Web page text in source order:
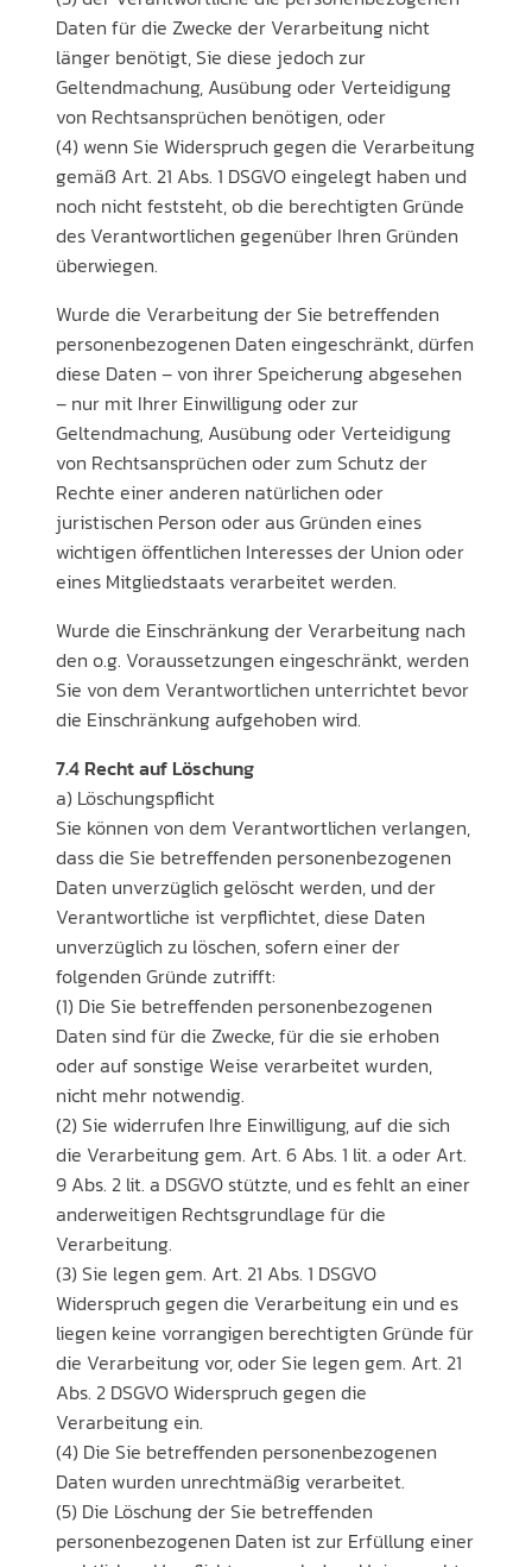
Daten für die Zwecke der Verarbeitung nicht
länger benötigt, Sie diese jedoch zur
Geltendmachung, Ausübung oder Verteidigung
von Rechtsansprüchen benötigen, oder
(4) wenn Sie Widerspruch gegen die Verarbeitung
gemäß Art. 21 Abs. 1 DSGVO eingelegt haben und
noch nicht feststeht, ob die berechtigten Gründe
des Verantwortlichen gegenüber Ihren Gründen
überwiegen.
Wurde die Verarbeitung der Sie betreffenden
personenbezogenen Daten eingeschränkt, dürfen
diese Daten – von ihrer Speicherung abgesehen
– nur mit Ihrer Einwilligung oder zur
Geltendmachung, Ausübung oder Verteidigung
von Rechtsansprüchen oder zum Schutz der
Rechte einer anderen natürlichen oder
juristischen Person oder aus Gründen eines
wichtigen öffentlichen Interesses der Union oder
eines Mitgliedstaats verarbeitet werden.
Wurde die Einschränkung der Verarbeitung nach
den o.g. Voraussetzungen eingeschränkt, werden
Sie von dem Verantwortlichen unterrichtet bevor
die Einschränkung aufgehoben wird.
7.4 Recht auf Löschung
a) Löschungspflicht
Sie können von dem Verantwortlichen verlangen,
dass die Sie betreffenden personenbezogenen
Daten unverzüglich gelöscht werden, und der
Verantwortliche ist verpflichtet, diese Daten
unverzüglich zu löschen, sofern einer der
folgenden Gründe zutrifft:
(1) Die Sie betreffenden personenbezogenen
Daten sind für die Zwecke, für die sie erhoben
oder auf sonstige Weise verarbeitet wurden,
nicht mehr notwendig.
(2) Sie widerrufen Ihre Einwilligung, auf die sich
die Verarbeitung gem. Art. 6 Abs. 1 lit. a oder Art.
9 Abs. 2 lit. a DSGVO stützte, und es fehlt an einer
anderweitigen Rechtsgrundlage für die
Verarbeitung.
(3) Sie legen gem. Art. 21 Abs. 1 DSGVO
Widerspruch gegen die Verarbeitung ein und es
liegen keine vorrangigen berechtigten Gründe für
die Verarbeitung vor, oder Sie legen gem. Art. 21
Abs. 2 DSGVO Widerspruch gegen die
Verarbeitung ein.
(4) Die Sie betreffenden personenbezogenen
Daten wurden unrechtmäßig verarbeitet.
(5) Die Löschung der Sie betreffenden
personenbezogenen Daten ist zur Erfüllung einer